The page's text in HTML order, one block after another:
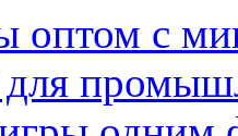
оптом с
для